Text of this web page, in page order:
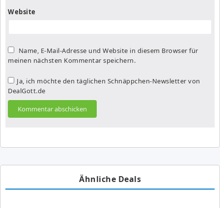
Website
Name, E-Mail-Adresse und Website in diesem Browser für
meinen nächsten Kommentar speichern.
Ja, ich möchte den täglichen Schnäppchen-Newsletter von
DealGott.de
Ähnliche Deals